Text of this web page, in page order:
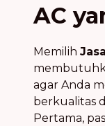
AC
Memilih
agar Anda
berkualitas
Pertama,